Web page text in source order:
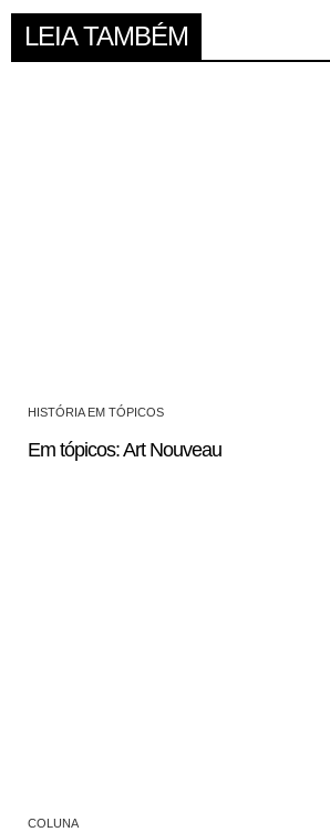
LEIA TAMBÉM
HISTÓRIA EM TÓPICOS
Em tópicos: Art Nouveau
COLUNA